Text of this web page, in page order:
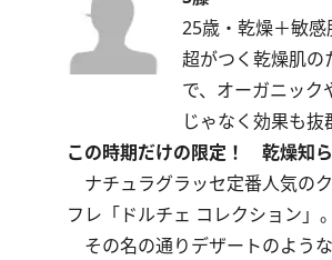
25歳・乾燥＋敏感
超がつく乾燥肌
で、オーガニック
じゃなく効果も
この時期だけの限定！ 乾燥知
ナチュラグラッセ定番人気の
フレ「ドルチェ コレクション」。
その名の通りデザートのよう